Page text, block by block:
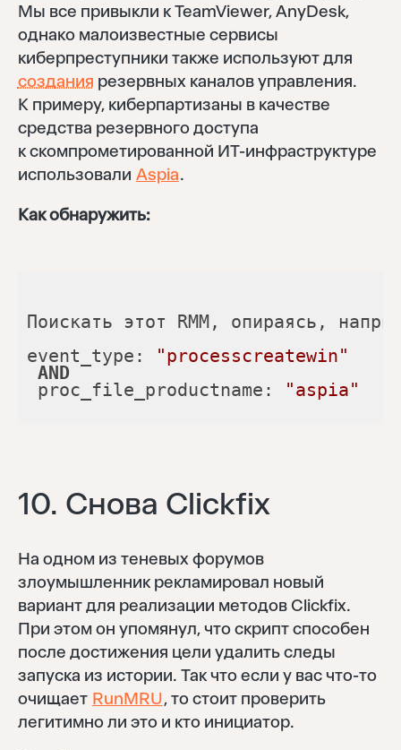
Мы все привыкли к TeamViewer, AnyDesk,
однако малоизвестные сервисы
киберпреступники также используют для
создания резервных каналов управления.
К примеру, киберпартизаны в качестве
средства резервного доступа
к скомпрометированной ИТ-инфраструктуре
использовали Aspia.
Как обнаружить:
event_type:
"processcreatewin"
AND
proc_file_productname:
"aspia"
10. Снова Clickfix
На одном из теневых форумов
злоумышленник рекламировал новый
вариант для реализации методов Clickfix.
При этом он упомянул, что скрипт способен
после достижения цели удалить следы
запуска из истории. Так что если у вас что-то
очищает RunMRU, то стоит проверить
легитимно ли это и кто инициатор.